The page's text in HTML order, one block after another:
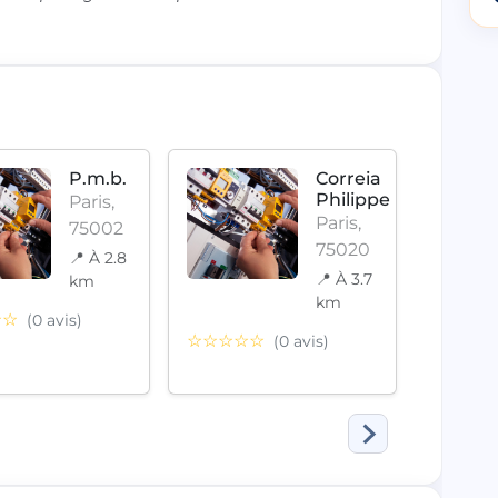
P.m.b.
Paris,
75002
📍 À 2.8
km
(0 avis)
Correia
Philippe
Paris,
75020
📍 À 3.7
km
☆☆☆☆☆ (0 avis)